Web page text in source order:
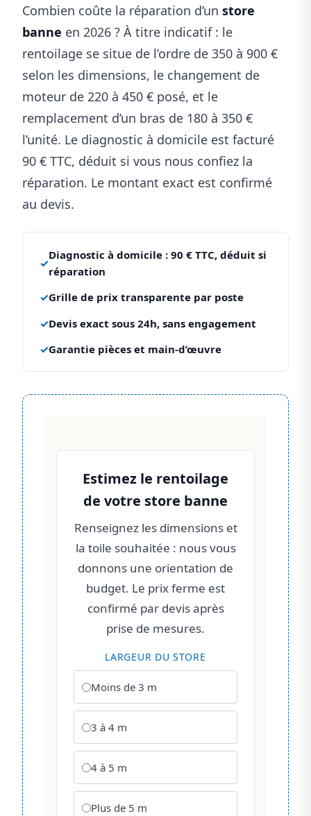
Combien coûte la réparation d’un store
banne en 2026 ? À titre indicatif : le
rentoilage se situe de l’ordre de 350 à 900 €
selon les dimensions, le changement de
moteur de 220 à 450 € posé, et le
remplacement d’un bras de 180 à 350 €
l’unité. Le diagnostic à domicile est facturé
90 € TTC, déduit si vous nous confiez la
réparation. Le montant exact est confirmé
au devis.
✓
Diagnostic à domicile : 90 € TTC, déduit si
réparation
✓Grille de prix transparente par poste
✓Devis exact sous 24h, sans engagement
✓Garantie pièces et main-d’œuvre
Estimez le rentoilage
de votre store banne
Renseignez les dimensions et
la toile souhaitée : nous vous
donnons une orientation de
budget. Le prix ferme est
confirmé par devis après
prise de mesures.
LARGEUR DU STORE
Moins de 3 m
3 à 4 m
4 à 5 m
Plus de 5 m